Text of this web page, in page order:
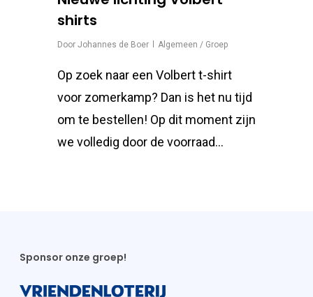
shirts
Door Johannes de Boer Algemeen / Groep
Op zoek naar een Volbert t-shirt
voor zomerkamp? Dan is het nu tijd
om te bestellen! Op dit moment zijn
we volledig door de voorraad...
Sponsor onze groep!